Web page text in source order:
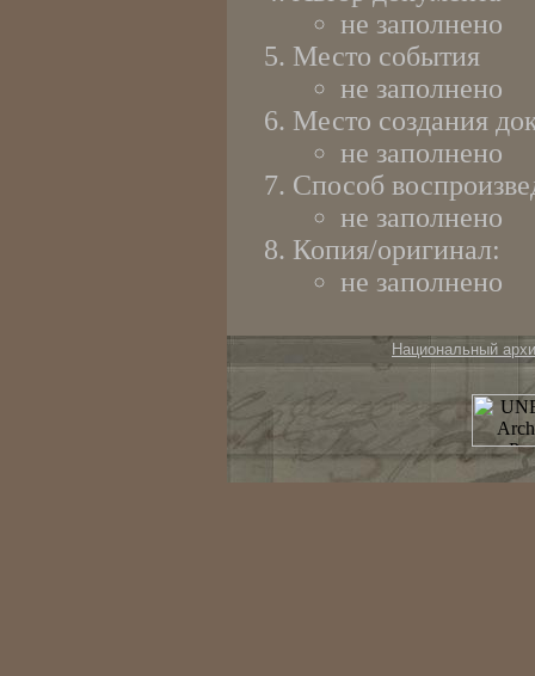
не заполнено
Место события
не заполнено
Место создания
не заполнено
Способ
не заполнено
Копия/оригинал:
не заполнено
Национальный